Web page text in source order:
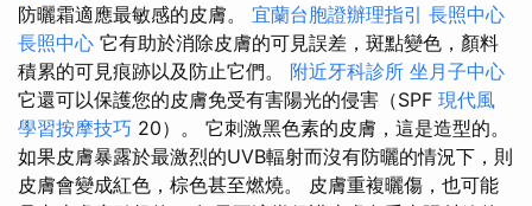
防曬霜適應最敏感的皮膚。 宜蘭台胞證辦理指引 長照中心
長照中心 它有助於消除皮膚的可見誤差，斑點變色，顏料
積累的可見痕跡以及防止它們。 附近牙科診所 坐月子中心
它還可以保護您的皮膚免受有害陽光的侵害（SPF 現代風
學習按摩技巧 20）。 它刺激黑色素的皮膚，這是造型的。
如果皮膚暴露於最激烈的UVB輻射而沒有防曬的情況下，則
皮膚會變成紅色，棕色甚至燃燒。 皮膚重複曬傷，也可能